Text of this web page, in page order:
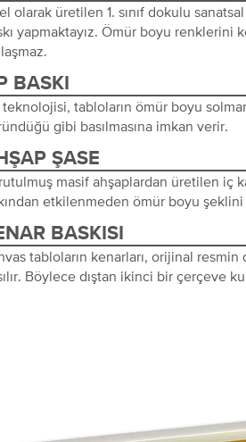
olarak üretilen 1. sınıf dokulu
yapmaktayız. Ömür boyu renklerini
BASKI
teknolojisi, tabloların ömür boyu
gibi basılmasına imkan verir.
ŞASE
masif ahşaplardan üretilen iç
etkilenmeden ömür boyu şeklini
BASKISI
tabloların kenarları, orijinal
Böylece dıştan ikinci bir çerçeve